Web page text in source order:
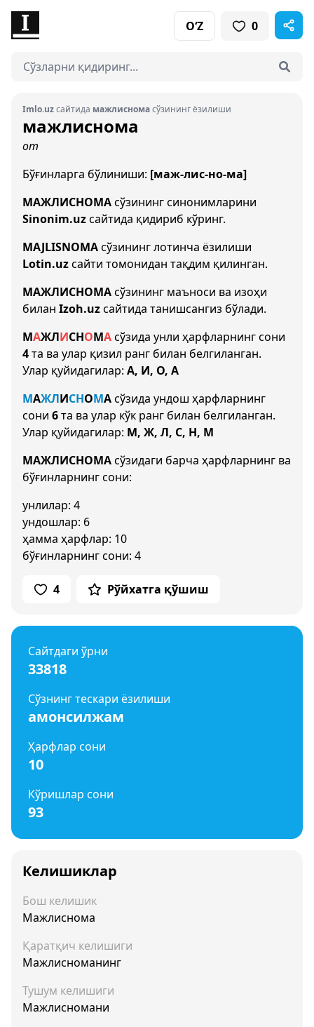
O‘Z 0
Imlo.uzсайтида мажлисномасўзининг ёзилиши
мажлиснома
от
Бўғинларга бўлиниши: [маж-лис-но-ма]
МАЖЛИСНОМАсўзининг синонимларини
Sinonim.uzсайтида қидириб кўринг.
MAJLISNOMAсўзининг лотинча ёзилиши
Lotin.uzсайти томонидан тақдим қилинган.
МАЖЛИСНОМАсўзининг маъноси ва изоҳи
билан Izoh.uzсайтида танишсангиз бўлади.
МАЖЛИСНОМАсўзида унли ҳарфларнинг сони
4та ва улар қизил ранг билан белгиланган.
Улар қуйидагилар: А, И, О, А
МАЖЛИСНОМАсўзида ундош ҳарфларнинг
сони 6та ва улар кўк ранг билан белгиланган.
Улар қуйидагилар: М, Ж, Л, С, Н, М
МАЖЛИСНОМАсўзидаги барча ҳарфларнинг ва
бўғинларнинг сони:
унлилар: 4
ундошлар: 6
ҳамма ҳарфлар: 10
бўғинларнинг сони: 4
4 Рўйхатга қўшиш
Сайтдаги ўрни
33818
Сўзнинг тескари ёзилиши
амонсилжам
Ҳарфлар сони
10
Кўришлар сони
93
Келишиклар
Бош келишик
Мажлиснома
Қаратқич келишиги
Мажлисноманинг
Тушум келишиги
Мажлисномани